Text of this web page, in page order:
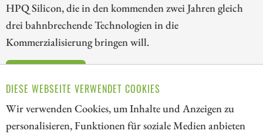
DIESE WEBSEITE VERWENDET COOKIES
Wir verwenden Cookies, um Inhalte und Anzeigen zu
personalisieren, Funktionen für soziale Medien anbieten
HPQ Silicon, die in den kommenden zwei Jahren gleich
drei bahnbrechende Technologien in die
Kommerzialisierung bringen will.